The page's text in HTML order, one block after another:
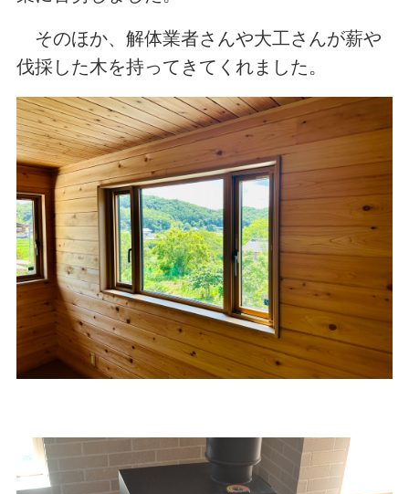
そのほか、解体業者さんや大工さんが薪や
伐採した木を持ってきてくれました。